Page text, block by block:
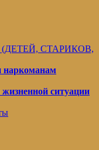
СТАРИКОВ,
наркоманам
ситуации